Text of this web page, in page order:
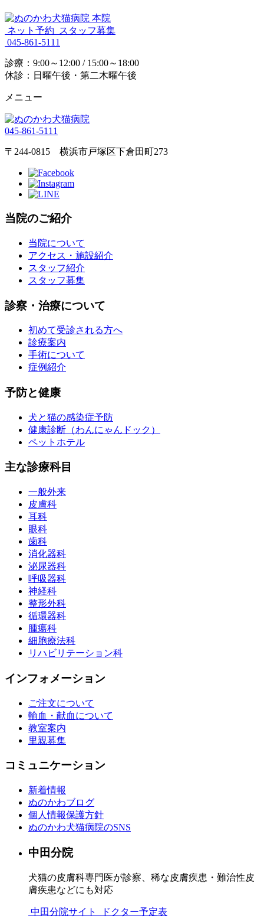
ネット予約 スタッフ募集
045-861-5111
診療：9:00～12:00 / 15:00～18:00
休診：日曜午後・第二木曜午後
メニュー
045-861-5111
〒244-0815 横浜市戸塚区下倉田町273
当院のご紹介
当院について
アクセス・施設紹介
スタッフ紹介
スタッフ募集
診察・治療について
初めて受診される方へ
診療案内
手術について
症例紹介
予防と健康
犬と猫の感染症予防
健康診断（わんにゃんドック）
ペットホテル
主な診療科目
一般外来
皮膚科
耳科
眼科
歯科
消化器科
泌尿器科
呼吸器科
神経科
整形外科
循環器科
腫瘍科
細胞療法科
リハビリテーション科
インフォメーション
ご注文について
輸血・献血について
教室案内
里親募集
コミュニケーション
新着情報
ぬのかわブログ
個人情報保護方針
ぬのかわ犬猫病院のSNS
中田分院
犬猫の皮膚科専門医が診察、稀な皮膚疾患・難治性皮
膚疾患などにも対応
中田分院サイト ドクター予定表